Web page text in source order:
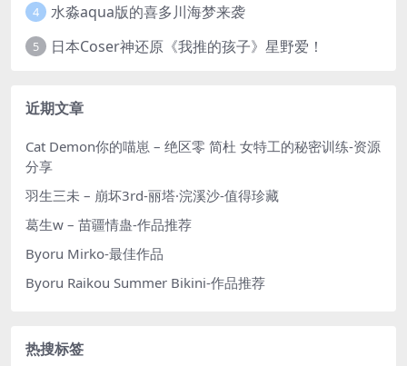
4 水淼aqua版的喜多川海梦来袭
5 日本Coser神还原《我推的孩子》星野爱！
近期文章
Cat Demon你的喵崽 – 绝区零 简杜 女特工的秘密训练-资源
分享
羽生三未 – 崩坏3rd-丽塔·浣溪沙-值得珍藏
葛生w – 苗疆情蛊-作品推荐
Byoru Mirko-最佳作品
Byoru Raikou Summer Bikini-作品推荐
热搜标签